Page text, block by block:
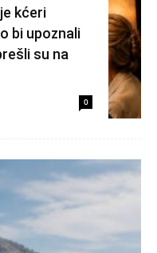
kćeri
bi upoznali
su na
0